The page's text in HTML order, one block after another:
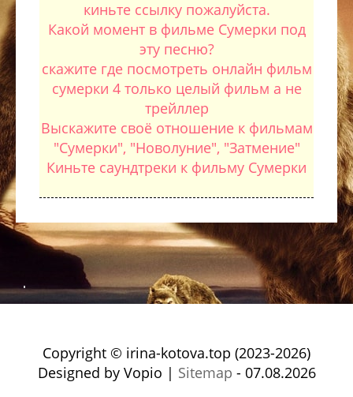
киньте ссылку пожалуйста.
Какой момент в фильме Сумерки под
эту песню?
скажите где посмотреть онлайн фильм
сумерки 4 только целый фильм а не
трейллер
Выскажите своё отношение к фильмам
"Сумерки", "Новолуние", "Затмение"
Киньте саундтреки к фильму Сумерки
Copyright © irina-kotova.top (2023-2026)
Designed by Vopio | Sitemap - 07.08.2026